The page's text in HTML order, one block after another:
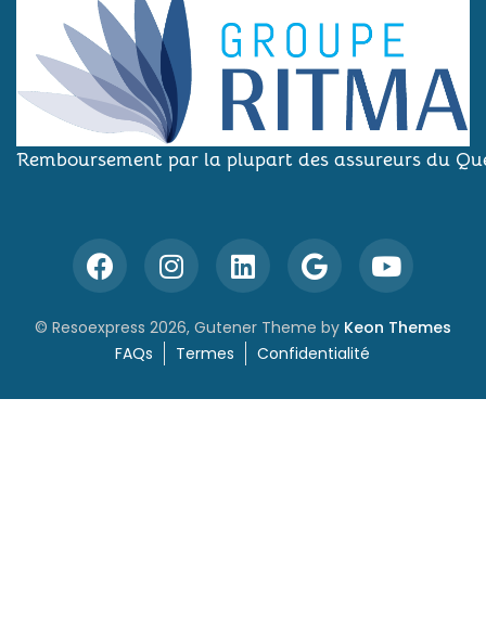
Remboursement par la plupart des assureurs du
© Resoexpress 2026, Gutener Theme by Keon Themes
FAQs
Termes Confidentialité